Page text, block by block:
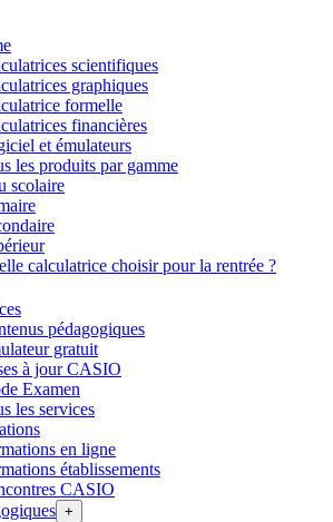
scientifiques
graphiques
formelle
financières
et émulateurs
les produits par gamme
scolaire
calculatrice choisir pour la rentrée ?
pédagogiques
gratuit
à jour CASIO
Examen
les services
en ligne
établissements
CASIO
+